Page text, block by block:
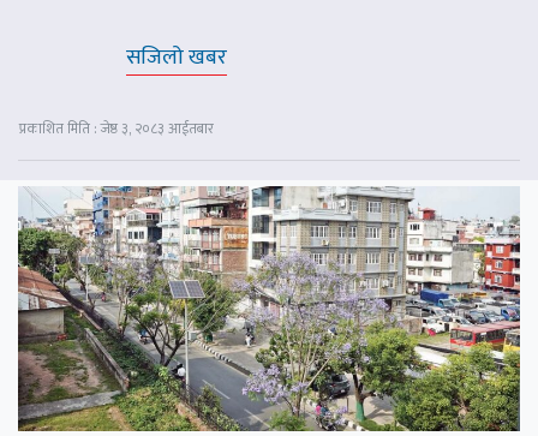
सजिलो खबर
प्रकाशित मिति : जेष्ठ ३, २०८३ आईतबार